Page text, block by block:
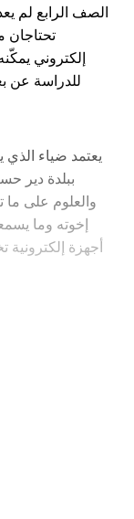
الصف الرابع لم
تحتاجان
إلكتروني
للدراسة عن
يعتمد ضياء
ببلدة دير
والعلوم على ما
إخوته وما
أجهزة